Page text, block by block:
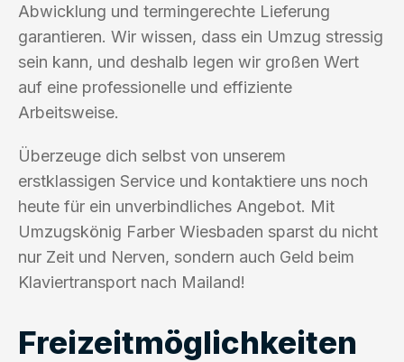
Abwicklung und termingerechte Lieferung
garantieren. Wir wissen, dass ein Umzug stressig
sein kann, und deshalb legen wir großen Wert
auf eine professionelle und effiziente
Arbeitsweise.
Überzeuge dich selbst von unserem
erstklassigen Service und kontaktiere uns noch
heute für ein unverbindliches Angebot. Mit
Umzugskönig Farber Wiesbaden sparst du nicht
nur Zeit und Nerven, sondern auch Geld beim
Klaviertransport nach Mailand!
Freizeitmöglichkeiten